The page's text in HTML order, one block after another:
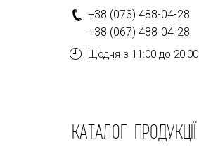
+38 (073) 488-04-28
+38 (067) 488-04-28
Щодня з 11:00 до 20:00
КАТАЛОГ ПРОДУКЦІЇ